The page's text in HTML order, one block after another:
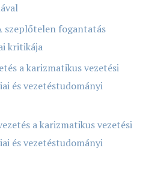
szeplőtelen fogantatás
kritikája
a karizmatikus vezetési
és vezetéstudományi
a karizmatikus vezetési
és vezetéstudományi